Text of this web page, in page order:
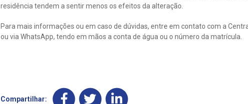
residência tendem a sentir menos os efeitos da alteração.
Para mais informações ou em caso de dúvidas, entre em contato com a
ou via WhatsApp, tendo em mãos a conta de água ou o número da matrícula.
Compartilhar: